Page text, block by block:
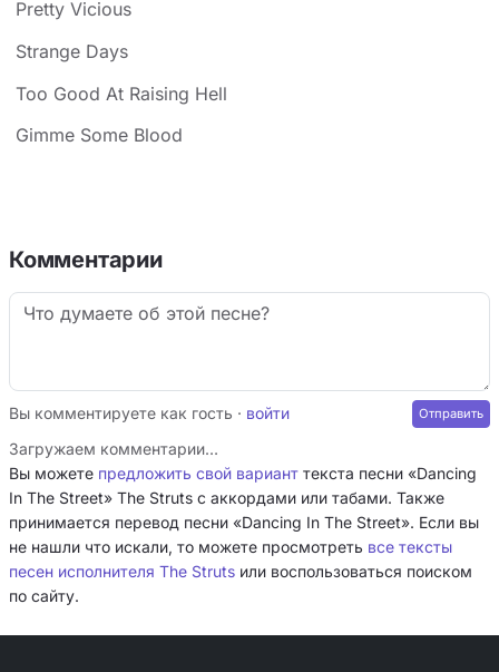
Pretty Vicious
Strange Days
Too Good At Raising Hell
Gimme Some Blood
Комментарии
Вы комментируете как гость · войти
Загружаем комментарии…
Вы можете предложить свой вариант текста песни «Dancing
In The Street» The Struts с аккордами или табами. Также
принимается перевод песни «Dancing In The Street». Если вы
не нашли что искали, то можете просмотреть все тексты
песен исполнителя The Struts или воспользоваться поиском
по сайту.